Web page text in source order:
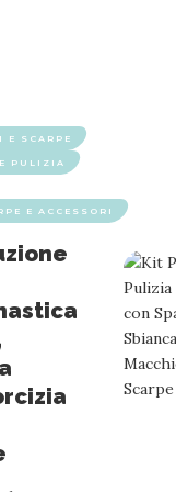
E SCARPE
PULIZIA
E ACCESSORI